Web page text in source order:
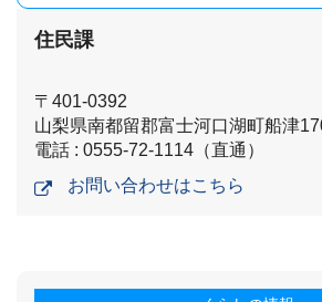
住民課
〒401-0392
山梨県南都留郡富士河口湖町船津
電話 : 0555-72-1114（直通）
お問い合わせはこちら